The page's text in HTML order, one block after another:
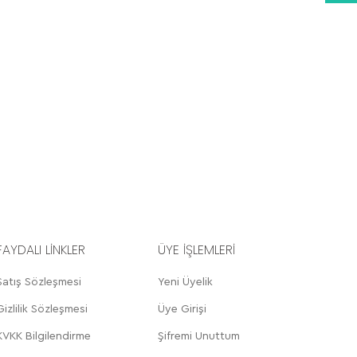
LİNKLER
Sözleşmesi
Sözleşmesi
Bilgilendirme
ÜYE İŞLEMLERİ
Yeni Üyelik
Üye Girişi
Şifremi Unuttum